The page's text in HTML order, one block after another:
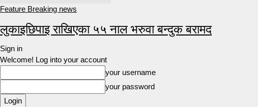
Feature Breaking news
लुकाइछिपाइ राखिएका ५५ नाल भरुवा बन्दुक बरामद
Sign in
Welcome! Log into your account
your username
your password